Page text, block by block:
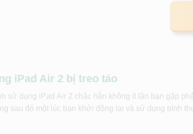
iPad Air 2 bị treo táo
sử dụng iPad Air 2 chắc hẳn không ít lần bạn gặp
sau đó một lúc bạn khởi động lại và sử dụng bình